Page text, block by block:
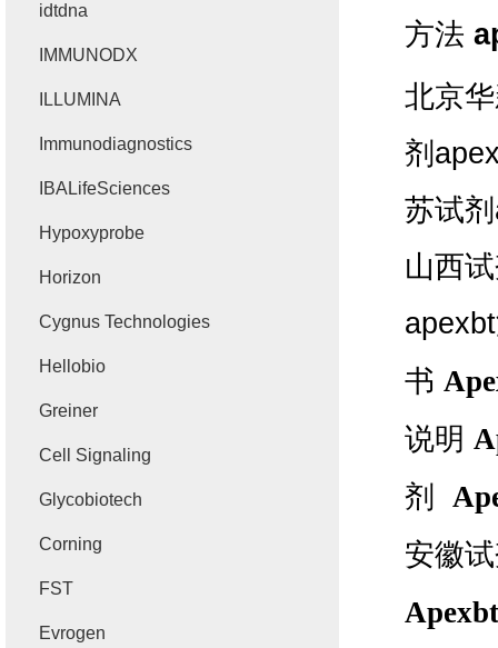
方法
北京
剂
苏试剂
山西
apexbt
书
说明
剂
安徽
Apexbt
idtdna
IMMUNODX
ILLUMINA
Immunodiagnostics
IBALifeSciences
Hypoxyprobe
Horizon
Cygnus Technologies
Hellobio
Greiner
Cell Signaling
Glycobiotech
Corning
FST
Evrogen